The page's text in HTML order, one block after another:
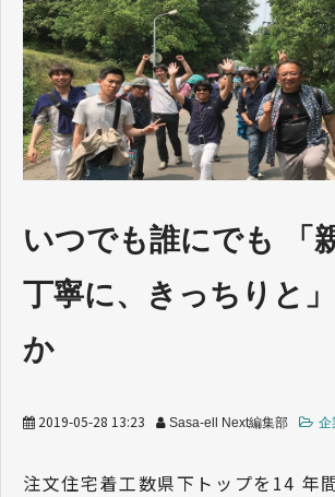
専門家
法律
企業取材
セミナー
調査データ
いつでも誰にでも 「
丁寧に、きっちりと
か
2019-05-28 13:23 Sasa-ell Next編集部 企
注文住宅着工数県下トップを14 年